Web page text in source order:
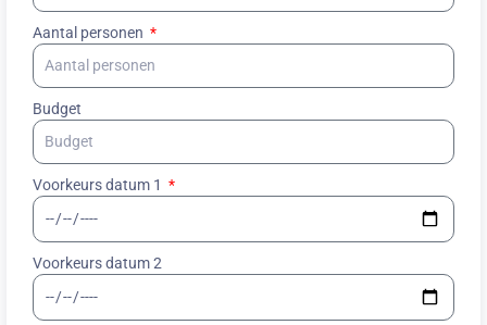
Aantal personen
Budget
Voorkeurs datum 1
Voorkeurs datum 2